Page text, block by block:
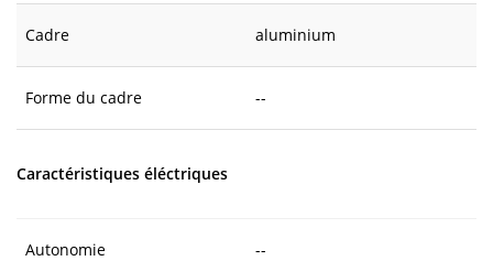
Cadre aluminium
Forme du cadre --
Caractéristiques éléctriques
Autonomie --